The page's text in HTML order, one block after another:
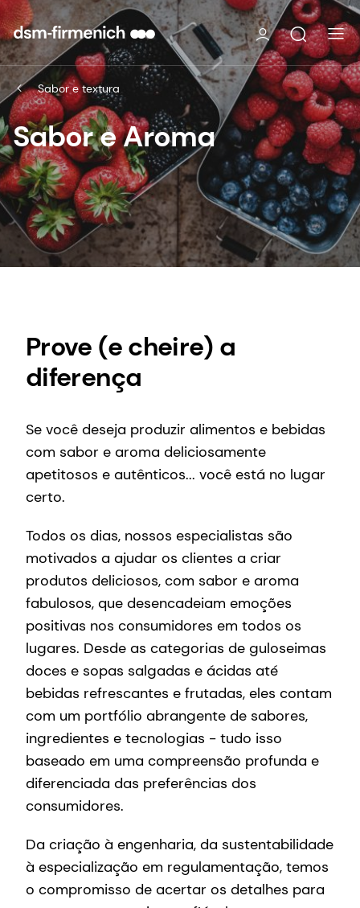
Sabor e textura
Sabor e Aroma
Prove (e cheire) a
diferença
Se você deseja produzir alimentos e bebidas
com sabor e aroma deliciosamente
apetitosos e autênticos... você está no lugar
certo.
Todos os dias, nossos especialistas são
motivados a ajudar os clientes a criar
produtos deliciosos, com sabor e aroma
fabulosos, que desencadeiam emoções
positivas nos consumidores em todos os
lugares. Desde as categorias de guloseimas
doces e sopas salgadas e ácidas até
bebidas refrescantes e frutadas, eles contam
com um portfólio abrangente de sabores,
ingredientes e tecnologias - tudo isso
baseado em uma compreensão profunda e
diferenciada das preferências dos
consumidores.
Da criação à engenharia, da sustentabilidade
à especialização em regulamentação, temos
o compromisso de acertar os detalhes para